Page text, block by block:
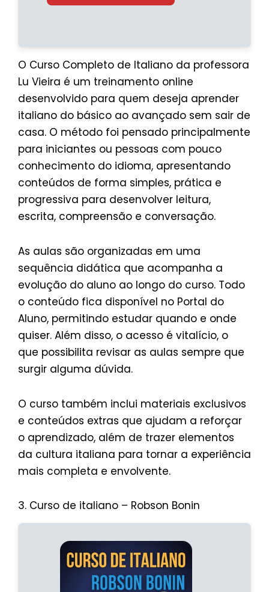
O Curso Completo de Italiano da professora
Lu Vieira é um treinamento online
desenvolvido para quem deseja aprender
italiano do básico ao avançado sem sair de
casa. O método foi pensado principalmente
para iniciantes ou pessoas com pouco
conhecimento do idioma, apresentando
conteúdos de forma simples, prática e
progressiva para desenvolver leitura,
escrita, compreensão e conversação.
As aulas são organizadas em uma
sequência didática que acompanha a
evolução do aluno ao longo do curso. Todo
o conteúdo fica disponível no Portal do
Aluno, permitindo estudar quando e onde
quiser. Além disso, o acesso é vitalício, o
que possibilita revisar as aulas sempre que
surgir alguma dúvida.
O curso também inclui materiais exclusivos
e conteúdos extras que ajudam a reforçar
o aprendizado, além de trazer elementos
da cultura italiana para tornar a experiência
mais completa e envolvente.
3. Curso de italiano – Robson Bonin